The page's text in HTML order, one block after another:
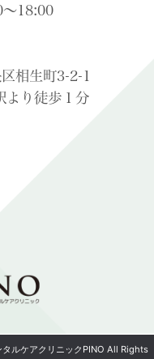
〜18:00
相生町3-2-1
り徒歩１分
ルケアクリニックPINO All Rights